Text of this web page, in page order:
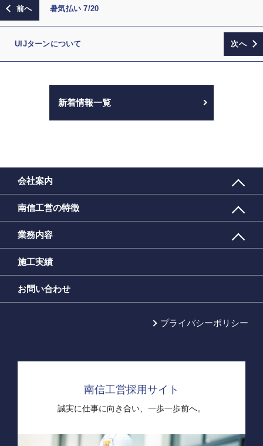
暑気払い 7/20
UIJターンについて
新着情報一覧
会社案内
南信工営の特徴
業務内容
施工実績
お問い合わせ
プライバシーポリシー
南信工営採用サイト
誠実に仕事に向き合い、 一歩一歩前へ。